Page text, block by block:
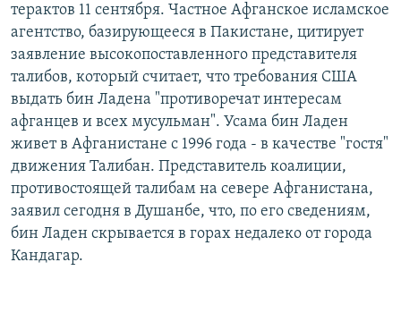
СОЦИАЛЬНЫЕ СЕТИ
Все сайты РСЕ/РС
терактов 11 сентября. Частное Афганское исламское
агентство, базирующееся в Пакистане, цитирует
заявление высокопоставленного представителя
талибов, который считает, что требования США
выдать бин Ладена "противоречат интересам
афганцев и всех мусульман". Усама бин Ладен
живет в Афганистане с 1996 года - в качестве "гостя"
движения Талибан. Представитель коалиции,
противостоящей талибам на севере Афганистана,
заявил сегодня в Душанбе, что, по его сведениям,
бин Ладен скрывается в горах недалеко от города
Кандагар.